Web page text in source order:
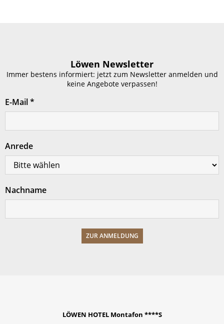
Löwen Newsletter
Immer bestens informiert: jetzt zum Newsletter anmelden und
keine Angebote verpassen!
E-Mail*
Anrede
Nachname
LÖWEN HOTEL Montafon ****S